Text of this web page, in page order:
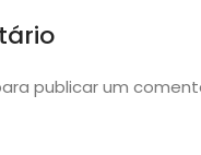
publicar um